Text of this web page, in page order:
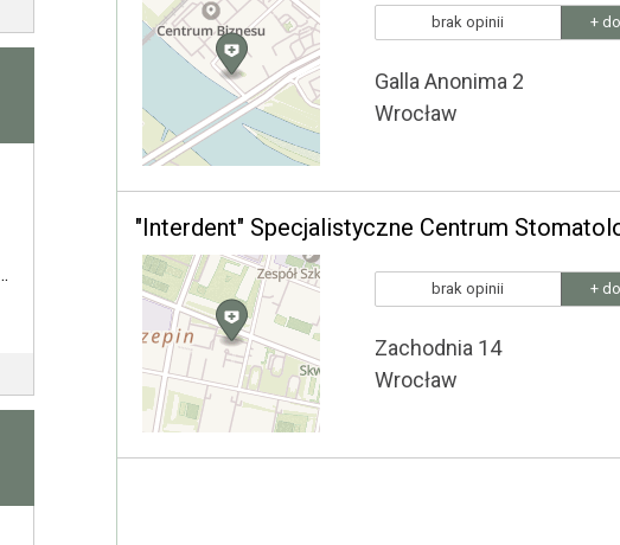
brak opinii +
Galla Anonima 2
Wrocław
"Interdent" Specjalistyczne Centrum
brak opinii +
Zachodnia 14
Wrocław